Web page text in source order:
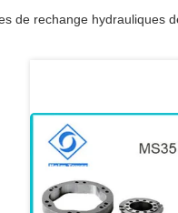
de rechange hydrauliques